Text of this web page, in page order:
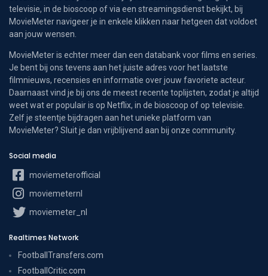
televisie, in de bioscoop of via een streamingsdienst bekijkt, bij
MovieMeter navigeer je in enkele klikken naar hetgeen dat voldoet
aan jouw wensen.
MovieMeter is echter meer dan een databank voor films en series.
Je bent bij ons tevens aan het juiste adres voor het laatste
filmnieuws, recensies en informatie over jouw favoriete acteur.
Daarnaast vind je bij ons de meest recente toplijsten, zodat je altijd
weet wat er populair is op Netflix, in de bioscoop of op televisie.
Zelf je steentje bijdragen aan het unieke platform van
MovieMeter? Sluit je dan vrijblijvend aan bij onze community.
Social media
moviemeterofficial
moviemeternl
moviemeter_nl
Realtimes Network
FootballTransfers.com
FootballCritic.com